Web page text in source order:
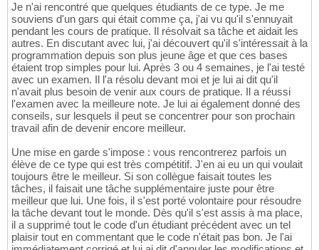
Je n'ai rencontré que quelques étudiants de ce type. Je me
souviens d'un gars qui était comme ça, j'ai vu qu'il s'ennuyait
pendant les cours de pratique. Il résolvait sa tâche et aidait les
autres. En discutant avec lui, j'ai découvert qu'il s'intéressait à la
programmation depuis son plus jeune âge et que ces bases
étaient trop simples pour lui. Après 3 ou 4 semaines, je l'ai testé
avec un examen. Il l'a résolu devant moi et je lui ai dit qu'il
n'avait plus besoin de venir aux cours de pratique. Il a réussi
l'examen avec la meilleure note. Je lui ai également donné des
conseils, sur lesquels il peut se concentrer pour son prochain
travail afin de devenir encore meilleur.
Une mise en garde s'impose : vous rencontrerez parfois un
élève de ce type qui est très compétitif. J'en ai eu un qui voulait
toujours être le meilleur. Si son collègue faisait toutes les
tâches, il faisait une tâche supplémentaire juste pour être
meilleur que lui. Une fois, il s'est porté volontaire pour résoudre
la tâche devant tout le monde. Dès qu'il s'est assis à ma place,
il a supprimé tout le code d'un étudiant précédent avec un tel
plaisir tout en commentant que le code n'était pas bon. Je l'ai